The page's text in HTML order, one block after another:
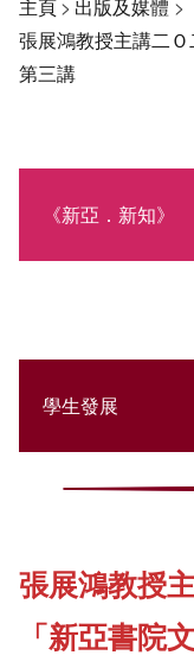
主頁> 出版及媒體 >
張展鴻教授主講二
第三講
《新亞．新知》
社交媒體專欄
《新亞簡訊》
《新亞書院概覽》
學生發展
College Updates
Cultural Topics
張展鴻教授
「新亞書院